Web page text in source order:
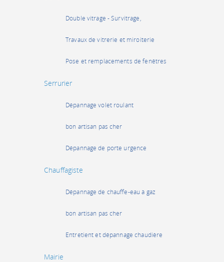
Double vitrage - Survitrage,
Travaux de vitrerie et miroiterie
Pose et remplacements de fenêtres
Serrurier
Dépannage volet roulant
bon artisan pas cher
Dépannage de porte urgence
Chauffagiste
Dépannage de chauffe-eau à gaz
bon artisan pas cher
Entretient et dépannage chaudière
Mairie